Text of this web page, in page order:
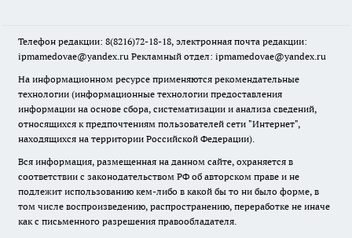
Телефон редакции: 8(8216)72-18-18, электронная почта редакции:
ipmamedovae@yandex.ru Рекламный отдел: ipmamedovae@yandex.ru
На информационном ресурсе применяются рекомендательные
технологии (информационные технологии предоставления
информации на основе сбора, систематизации и анализа сведений,
относящихся к предпочтениям пользователей сети "Интернет",
находящихся на территории Российской Федерации).
Вся информация, размещенная на данном сайте, охраняется в
соответствии с законодательством РФ об авторском праве и не
подлежит использованию кем-либо в какой бы то ни было форме, в
том числе воспроизведению, распространению, переработке не иначе
как с письменного разрешения правообладателя.